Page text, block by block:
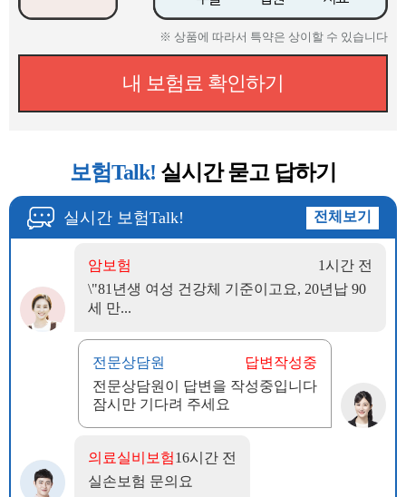
※ 상품에 따라서 특약은 상이할 수 있습니다
내 보험료 확인하기